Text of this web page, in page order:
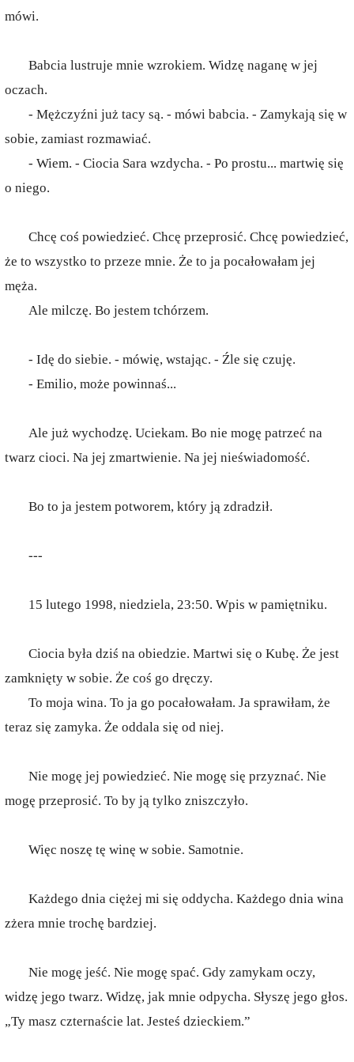
mówi.
Babcia lustruje mnie wzrokiem. Widzę naganę w jej
oczach.
- Mężczyźni już tacy są. - mówi babcia. - Zamykają się w
sobie, zamiast rozmawiać.
- Wiem. - Ciocia Sara wzdycha. - Po prostu... martwię się
o niego.
Chcę coś powiedzieć. Chcę przeprosić. Chcę powiedzieć,
że to wszystko to przeze mnie. Że to ja pocałowałam jej
męża.
Ale milczę. Bo jestem tchórzem.
- Idę do siebie. - mówię, wstając. - Źle się czuję.
- Emilio, może powinnaś...
Ale już wychodzę. Uciekam. Bo nie mogę patrzeć na
twarz cioci. Na jej zmartwienie. Na jej nieświadomość.
Bo to ja jestem potworem, który ją zdradził.
---
15 lutego 1998, niedziela, 23:50. Wpis w pamiętniku.
Ciocia była dziś na obiedzie. Martwi się o Kubę. Że jest
zamknięty w sobie. Że coś go dręczy.
To moja wina. To ja go pocałowałam. Ja sprawiłam, że
teraz się zamyka. Że oddala się od niej.
Nie mogę jej powiedzieć. Nie mogę się przyznać. Nie
mogę przeprosić. To by ją tylko zniszczyło.
Więc noszę tę winę w sobie. Samotnie.
Każdego dnia ciężej mi się oddycha. Każdego dnia wina
zżera mnie trochę bardziej.
Nie mogę jeść. Nie mogę spać. Gdy zamykam oczy,
widzę jego twarz. Widzę, jak mnie odpycha. Słyszę jego głos.
„Ty masz czternaście lat. Jesteś dzieckiem.”